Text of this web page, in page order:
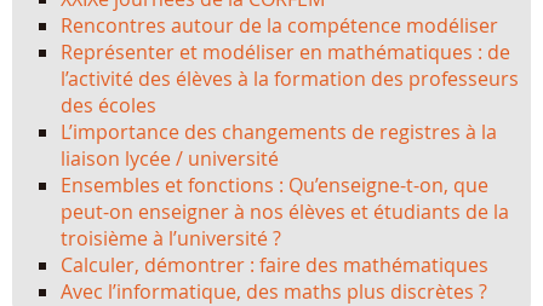
Rencontres autour de la compétence modéliser
Représenter et modéliser en mathématiques : de
l’activité des élèves à la formation des professeurs
des écoles
L’importance des changements de registres à la
liaison lycée / université
Ensembles et fonctions : Qu’enseigne-t-on, que
peut-on enseigner à nos élèves et étudiants de la
troisième à l’université ?
Calculer, démontrer : faire des mathématiques
Avec l’informatique, des maths plus discrètes ?